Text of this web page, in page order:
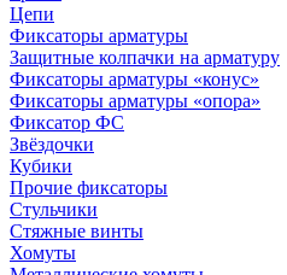
Цепи
Фиксаторы арматуры
Защитные колпачки на арматуру
Фиксаторы арматуры «конус»
Фиксаторы арматуры «опора»
Фиксатор ФС
Звёздочки
Кубики
Прочие фиксаторы
Стульчики
Стяжные винты
Хомуты